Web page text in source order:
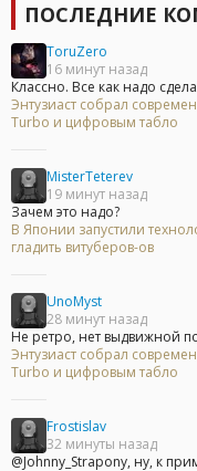
ПОСЛЕДНИЕ
ToruZero
16 минут назад
Классно. Все как надо
Энтузиаст собрал
Turbo и цифровым табло
MisterTeterev
19 минут назад
Зачем это надо?
В Японии запустили
гладить витуберов-ов
UnoMyst
28 минут назад
Не ретро, нет выдвижной
Энтузиаст собрал
Turbo и цифровым табло
Frostislav
32 минуты назад
@Johnny_Strapony, ну, к